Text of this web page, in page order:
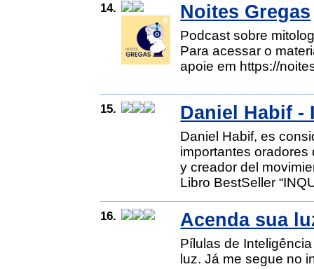
14. Noites Gregas
Podcast sobre
Para acessar o
apoie em https://
15. Daniel Habif -
Daniel Habif, es
importantes
y creador del
Libro BestSeller
16. Acenda sua
Pílulas de
luz. Já me segue no